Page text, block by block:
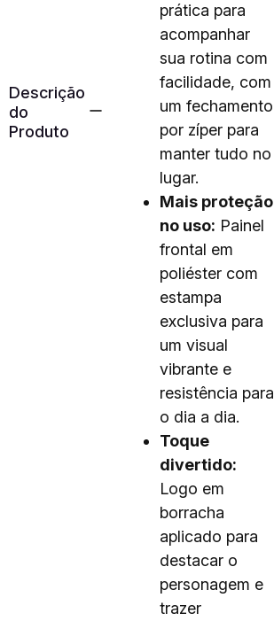
Descrição
do
Produto
prática para
acompanhar
sua rotina com
facilidade, com
um fechamento
por zíper para
manter tudo no
lugar.
Mais proteção
no uso: Painel
frontal em
poliéster com
estampa
exclusiva para
um visual
vibrante e
resistência para
o dia a dia.
Toque
divertido:
Logo em
borracha
aplicado para
destacar o
personagem e
trazer